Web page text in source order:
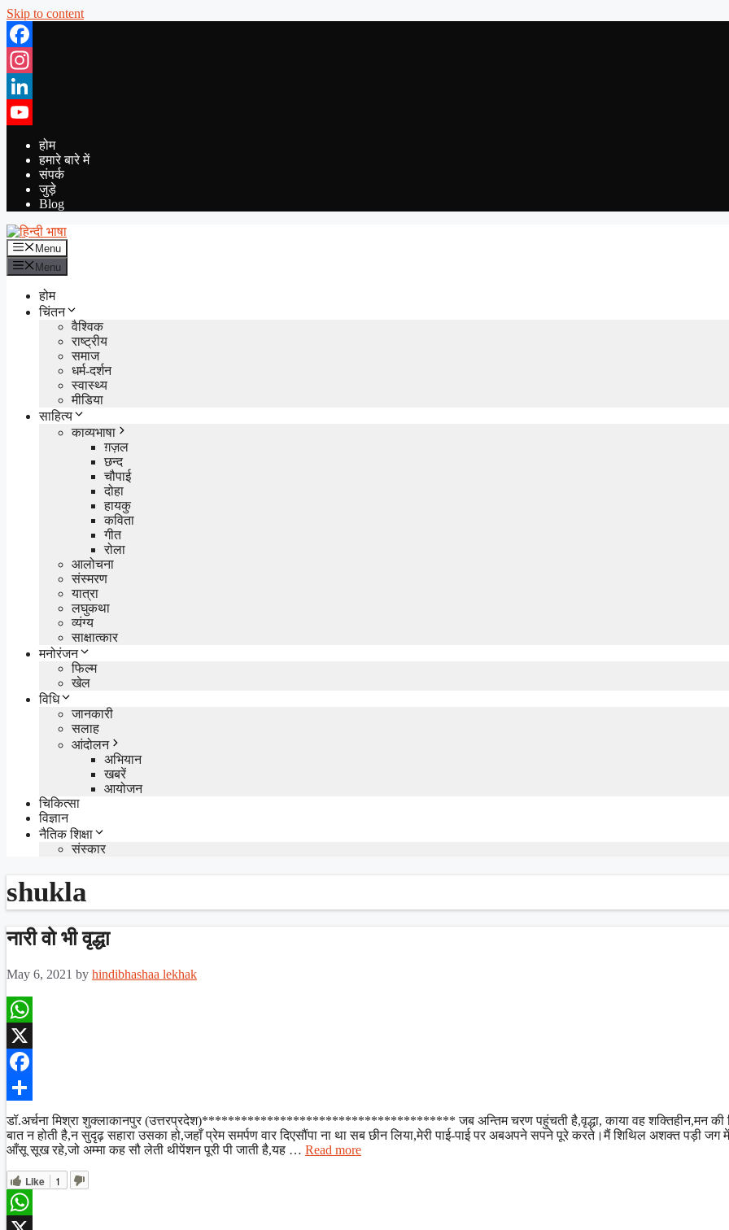
Skip to content
Facebook
Instagram
LinkedIn
YouTube
होम
हमारे बारे में
संपर्क
जुड़े
Blog
Menu
Menu
होम
चिंतन
वैश्विक
राष्ट्रीय
समाज
धर्म-दर्शन
स्वास्थ्य
मीडिया
साहित्य
काव्यभाषा
ग़ज़ल
छन्द
चौपाई
दोहा
हायकु
कविता
गीत
रोला
आलोचना
संस्मरण
यात्रा
लघुकथा
व्यंग्य
साक्षात्कार
मनोरंजन
फिल्म
खेल
विधि
जानकारी
सलाह
आंदोलन
अभियान
खबरें
आयोजन
चिकित्सा
विज्ञान
नैतिक शिक्षा
संस्कार
shukla
नारी वो भी वृद्धा
May 6, 2021 by hindibhashaa lekhak
WhatsApp
X
Facebook
Share
डॉ.अर्चना मिश्रा शुक्लाकानपुर (उत्तरप्रदेश)*************************************** जब अन्तिम चरण पहुंचती है,वृद्धा, काया वह शक्तिहीन,मन की
बात न होती है,न सुदृढ़ सहारा उसका हो,जहाँ प्रेम समर्पण वार दिएसौंपा ना था सब छीन लिया,मेरी पाई-पाई पर अबअपने सपने पूरे करते।मैं शिथिल अशक्त पड़ी जग
आँसू सूख रहे,जो अम्मा कह सौ लेती थीपेंशन पूरी पी जाती है,यह … Read more
Like 1